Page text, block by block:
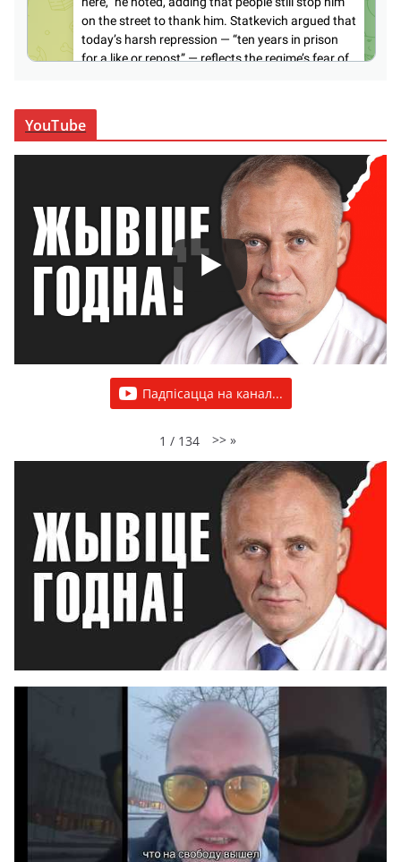
YouTube
Падпісацца на канал...
1 / 134 >> »